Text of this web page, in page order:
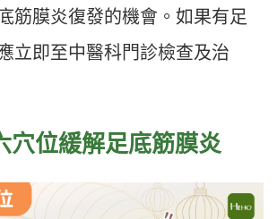
筋膜炎復發的機會。如果有足
立即至中醫科門診檢查及治
穴位緩解足底筋膜炎